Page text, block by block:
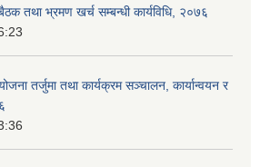
तथा भ्रमण खर्च सम्बन्धी कार्यविधि, २०७६
तर्जुमा तथा कार्यक्रम सञ्चालन, कार्यान्वयन र